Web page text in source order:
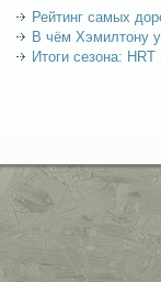
Рейтинг самых
В чём Хэмилтону
Итоги сезона: HRT